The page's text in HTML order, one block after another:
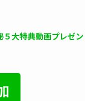
大特典動画プレゼン